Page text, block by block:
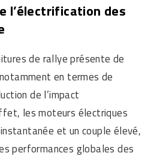
l’électrification des
de rallye présente de
en termes de
de l’impact
les moteurs électriques
et un couple élevé,
performances globales des